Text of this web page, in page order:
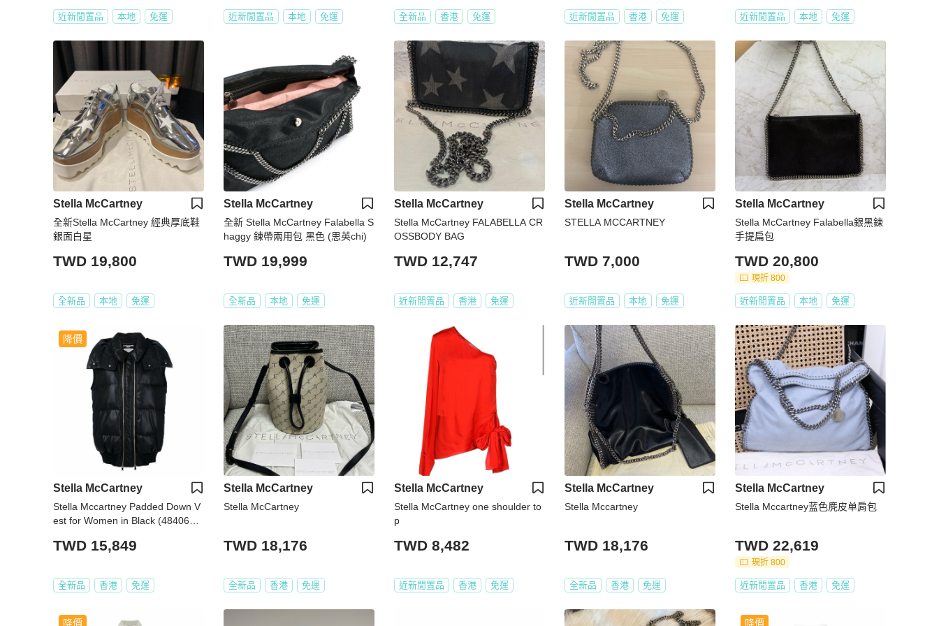
近新閒置品 本地 免運 近新閒置品 本地 免運 全新品 香港 免運 近新閒置品 香港 免運 近新閒置品 本地 免運
Stella McCartney
全新Stella McCartney 經典厚底鞋
銀面白星
TWD 19,800
全新品 本地 免運
Stella McCartney
全新 Stella McCartney Falabella S
haggy 鍊帶兩用包 黑色 (思英chi)
TWD 19,999
全新品 本地 免運
Stella McCartney
Stella McCartney FALABELLA CR
OSSBODY BAG
TWD 12,747
近新閒置品 香港 免運
Stella McCartney
STELLA MCCARTNEY
TWD 7,000
近新閒置品 本地 免運
Stella McCartney
Stella McCartney Falabella銀黑鍊
手提扁包
TWD 20,800
現折 800
近新閒置品 本地 免運
降價
Stella McCartney
Stella Mccartney Padded Down V
est for Women in Black (484067-
TWD 15,849
全新品 香港 免運
Stella McCartney
Stella McCartney
TWD 18,176
全新品 香港 免運
Stella McCartney
Stella McCartney one shoulder to
p
TWD 8,482
近新閒置品 香港 免運
Stella McCartney
Stella Mccartney
TWD 18,176
全新品 香港 免運
Stella McCartney
Stella Mccartney蓝色麂皮单肩包
TWD 22,619
現折 800
近新閒置品 香港 免運
降價 降價